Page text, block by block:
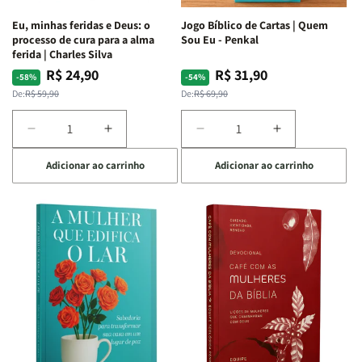
Espirituais
|
Estela
Espirituais
|
Eu, minhas feridas e Deus: o
processo de cura para a alma
ferida | Charles Silva
-58%
Preço
normal
De:R$ 59,90
Preço
promocional
R$ 24,90
Diminuir
a
quantidade
de
Eu,
minhas
feridas
e
Deus:
o
processo
de
cura
para
Aumentar
a
quantidade
de
Eu,
minhas
feridas
e
Deus:
o
processo
de
cura
para
Adicionar ao carrinho
Jogo Bíblico de Cartas | Quem
Sou Eu - Penkal
-54%
Preço
normal
De:R$ 69,90
Preço
promocional
R$ 31,90
Diminuir
a
quantidade
de
Jogo
Bíblico
de
Cartas
Quem
Sou
Eu
Penkal
Aumentar
a
quantidade
de
Jogo
Bíblico
Cartas
|
Quem
Sou
Eu
-
Penkal
Adicionar ao carrinho